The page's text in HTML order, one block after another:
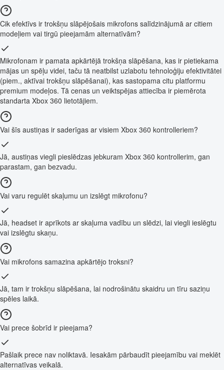
Cik efektīvs ir trokšņu slāpējošais mikrofons salīdzinājumā ar citiem
modeļiem vai tirgū pieejamām alternatīvām?
Mikrofonam ir pamata apkārtējā trokšņa slāpēšana, kas ir pietiekama
mājas un spēļu videi, taču tā neatbilst uzlabotu tehnoloģiju efektivitātei
(piem., aktīvai trokšņu slāpēšanai), kas sastopama citu platformu
premium modeļos. Tā cenas un veiktspējas attiecība ir piemērota
standarta Xbox 360 lietotājiem.
Vai šīs austiņas ir saderīgas ar visiem Xbox 360 kontrolleriem?
Jā, austiņas viegli pieslēdzas jebkuram Xbox 360 kontrollerim, gan
parastam, gan bezvadu.
Vai varu regulēt skaļumu un izslēgt mikrofonu?
Jā, headset ir aprīkots ar skaļuma vadību un slēdzi, lai viegli ieslēgtu
vai izslēgtu skaņu.
Vai mikrofons samazina apkārtējo troksni?
Jā, tam ir trokšņu slāpēšana, lai nodrošinātu skaidru un tīru saziņu
spēles laikā.
Vai prece šobrīd ir pieejama?
Pašlaik prece nav noliktavā. Iesakām pārbaudīt pieejamību vai meklēt
alternatīvas veikalā.